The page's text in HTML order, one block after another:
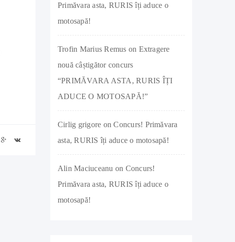
Primăvara asta, RURIS îți aduce o
motosapă!
Trofin Marius Remus on Extragere
nouă câștigător concurs
“PRIMĂVARA ASTA, RURIS ÎȚI
ADUCE O MOTOSAPĂ!”
Cirlig grigore onConcurs! Primăvara
asta, RURIS îți aduce o motosapă!
Alin Maciuceanu on Concurs!
Primăvara asta, RURIS îți aduce o
motosapă!